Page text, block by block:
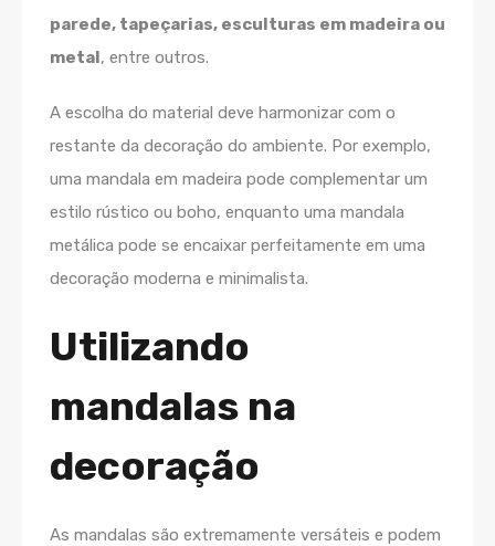
parede, tapeçarias, esculturas em madeira ou
metal, entre outros.
A escolha do material deve harmonizar com o
restante da decoração do ambiente. Por exemplo,
uma mandala em madeira pode complementar um
estilo rústico ou boho, enquanto uma mandala
metálica pode se encaixar perfeitamente em uma
decoração moderna e minimalista.
Utilizando
mandalas na
decoração
As mandalas são extremamente versáteis e podem